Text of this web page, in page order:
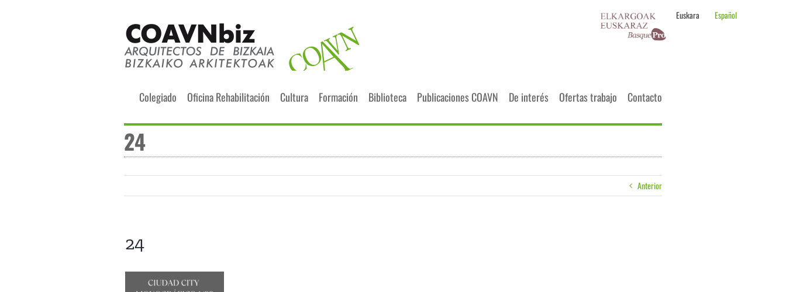
Euskara Español
Buscar:
Colegiado Oficina Rehabilitación Cultura Formación Biblioteca Publicaciones COAVN De interés Ofertas trabajo Contacto
24
Anterior
24